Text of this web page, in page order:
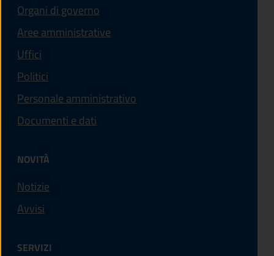
Organi di governo
Aree amministrative
Uffici
Politici
Personale amministrativo
Documenti e dati
NOVITÀ
Notizie
Avvisi
SERVIZI